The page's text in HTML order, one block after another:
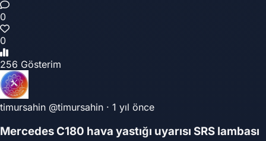
0
0
256 Gösterim
timursahin @timursahin · 1 yıl önce
Mercedes C180 hava yastığı uyarısı SRS lambası